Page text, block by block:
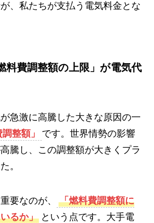
、私たちが支払う電気料金とな
料費調整額の上限」が電気代
急激に高騰した大きな原因の一
調整額」
です。世界情勢の影響
騰し、この調整額が大きくプラ
。
要なのが、
「燃料費調整額に
るか」 という点です。大手電